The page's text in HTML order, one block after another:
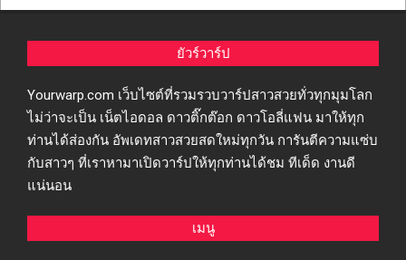
ยัวร์วาร์ป
Yourwarp.com เว็บไซต์ที่รวมรวบวาร์ปสาวสวยทั่วทุกมุมโลก
ไม่ว่าจะเป็น เน็ตไอดอล ดาวติ๊กต๊อก ดาวโอลี่แฟน มาให้ทุก
ท่านได้ส่องกัน อัพเดทสาวสวยสดใหม่ทุกวัน การันตีความแซ่บ
กับสาวๆ ที่เราหามาเปิดวาร์ปให้ทุกท่านได้ชม ทีเด็ด งานดี
แน่นอน
เมนู